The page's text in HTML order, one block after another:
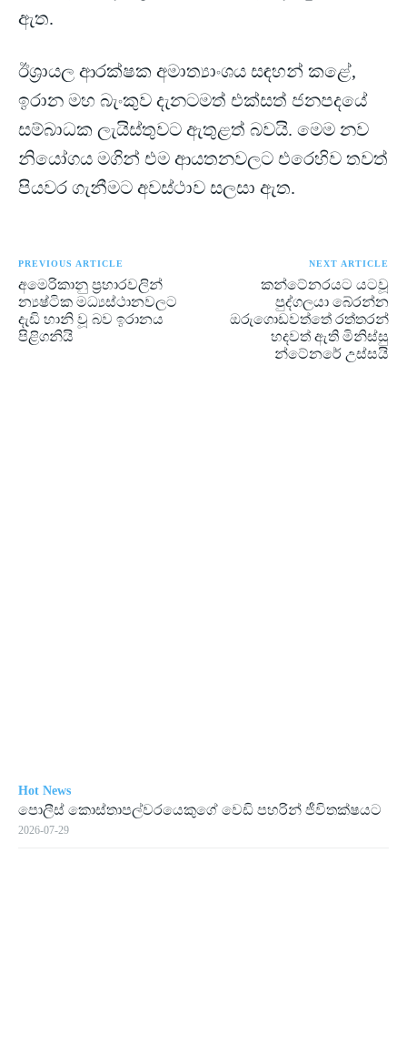
ඇත.
ඊශ්‍රායල ආරක්ෂක අමාත්‍යාංශය සඳහන් කළේ,
ඉරාන මහ බැංකුව දැනටමත් එක්සත් ජනපදයේ
සම්බාධක ලැයිස්තුවට ඇතුළත් බවයි. මෙම නව
නියෝගය මගින් එම ආයතනවලට එරෙහිව තවත්
පියවර ගැනීමට අවස්ථාව සලසා ඇත.
PREVIOUS ARTICLE
අමෙරිකානු ප්‍රහාරවලින්
න්‍යෂ්ටික මධ්‍යස්ථානවලට
දැඩි හානි වූ බව ඉරානය
පිළිගනියි
NEXT ARTICLE
කන්ටේනරයට යටවූ
පුද්ගලයා බේරන්න
ඔරුගොඩවත්තේ රත්තරන්
හදවත් ඇති මිනිස්සු
න්ටේනරේ උස්සයි
Hot News
පොලීස් කොස්තාපල්වරයෙකුගේ වෙඩි පහරින් ජීවිතක්ෂයට
2026-07-29